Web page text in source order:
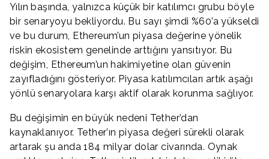
Yılın başında, yalnızca küçük bir katılımcı grubu böyle
bir senaryoyu bekliyordu. Bu sayı şimdi %60’a yükseldi
ve bu durum, Ethereum’un piyasa değerine yönelik
riskin ekosistem genelinde arttığını yansıtıyor. Bu
değişim, Ethereum’un hakimiyetine olan güvenin
zayıfladığını gösteriyor. Piyasa katılımcıları artık aşağı
yönlü senaryolara karşı aktif olarak korunma sağlıyor.
Bu değişimin en büyük nedeni Tether’dan
kaynaklanıyor. Tether’ın piyasa değeri sürekli olarak
artarak şu anda 184 milyar dolar civarında. Oynak